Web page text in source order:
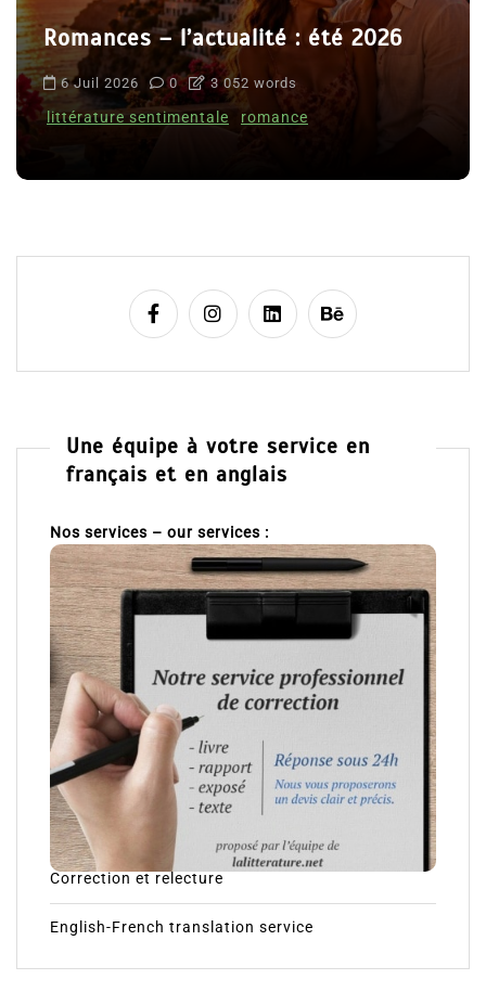
Romances – l’actualité : été 2026
6 Juil 2026 0 3 052 words
littérature sentimentale romance
Une équipe à votre service en
français et en anglais
Nos services – our services :
Correction et relecture
English-French translation service